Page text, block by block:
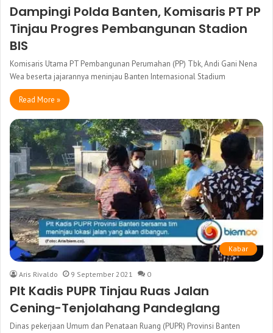
Dampingi Polda Banten, Komisaris PT PP
Tinjau Progres Pembangunan Stadion
BIS
Komisaris Utama PT Pembangunan Perumahan (PP) Tbk, Andi Gani Nena
Wea beserta jajarannya meninjau Banten Internasional Stadium
Read More »
Kabar
Aris Rivaldo 9 September 2021 0
Plt Kadis PUPR Tinjau Ruas Jalan
Cening-Tenjolahang Pandeglang
Dinas pekerjaan Umum dan Penataan Ruang (PUPR) Provinsi Banten